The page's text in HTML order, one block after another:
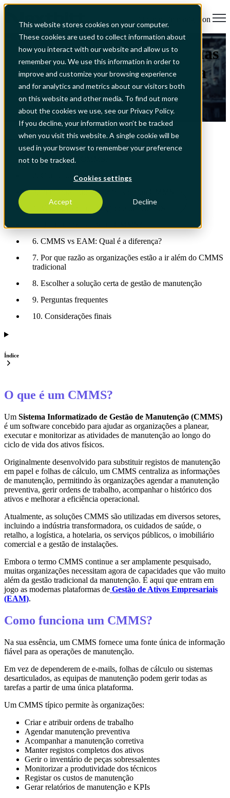
This website stores cookies on your computer.
These cookies are used to collect information about
how you interact with our website and allow us to
remember you. We use this information in order to
improve and customize your browsing experience
and for analytics and metrics about our visitors both
on this website and other media. To find out more
about the cookies we use, see our Privacy Policy.
If you decline, your information won’t be tracked
when you visit this website. A single cookie will be
used in your browser to remember your preference
not to be tracked.
Cookies settings
Accept Decline
Open main navigation
All Articles
Guia Completo sobre Sistemas
Informatizados de Gestão da
Manutenção (CMMS)
Índice
1. O que é um CMMS?
2. Como funciona um CMMS?
3. Principais funcionalidades de um CMMS
4. Vantagens da utilização de um CMMS
6. CMMS vs EAM: Qual é a diferença?
7. Por que razão as organizações estão a ir além do CMMS
tradicional
8. Escolher a solução certa de gestão de manutenção
9. Perguntas frequentes
10. Considerações finais
Índice
O que é um CMMS?
Um Sistema Informatizado de Gestão de Manutenção (CMMS)
é um software concebido para ajudar as organizações a planear,
executar e monitorizar as atividades de manutenção ao longo do
ciclo de vida dos ativos físicos.
Originalmente desenvolvido para substituir registos de manutenção
em papel e folhas de cálculo, um CMMS centraliza as informações
de manutenção, permitindo às organizações agendar a manutenção
preventiva, gerir ordens de trabalho, acompanhar o histórico dos
ativos e melhorar a eficiência operacional.
Atualmente, as soluções CMMS são utilizadas em diversos setores,
incluindo a indústria transformadora, os cuidados de saúde, o
retalho, a logística, a hotelaria, os serviços públicos, o imobiliário
comercial e a gestão de instalações.
Embora o termo CMMS continue a ser amplamente pesquisado,
muitas organizações necessitam agora de capacidades que vão muito
além da gestão tradicional da manutenção. É aqui que entram em
jogo as modernas plataformas de Gestão de Ativos Empresariais
(EAM).
Como funciona um CMMS?
Na sua essência, um CMMS fornece uma fonte única de informação
fiável para as operações de manutenção.
Em vez de dependerem de e-mails, folhas de cálculo ou sistemas
desarticulados, as equipas de manutenção podem gerir todas as
tarefas a partir de uma única plataforma.
Um CMMS típico permite às organizações:
Criar e atribuir ordens de trabalho
Agendar manutenção preventiva
Acompanhar a manutenção corretiva
Manter registos completos dos ativos
Gerir o inventário de peças sobressalentes
Monitorizar a produtividade dos técnicos
Registar os custos de manutenção
Gerar relatórios de manutenção e KPIs